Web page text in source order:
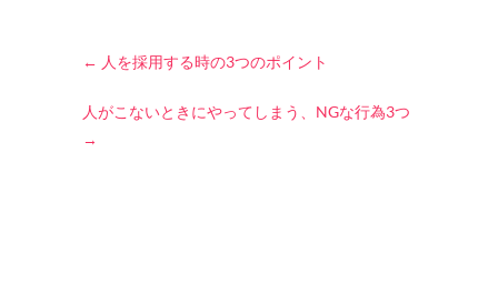
← 人を採用する時の3つのポイント
人がこないときにやってしまう、NGな行為3つ
→